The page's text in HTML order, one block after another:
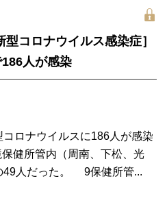
型コロナウイルス感染症］
人が感染
ロナウイルスに186人が感染
健所管内（周南、下松、光
49人だった。 9保健所管...